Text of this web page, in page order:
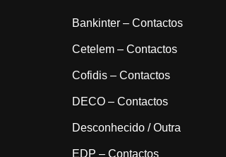
Bankinter – Contactos
Cetelem – Contactos
Cofidis – Contactos
DECO – Contactos
Desconhecido / Outra
EDP – Contactos